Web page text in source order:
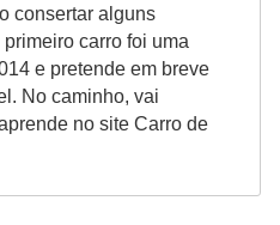
consertar alguns
carro foi uma
e pretende em breve
No caminho, vai
no site Carro de